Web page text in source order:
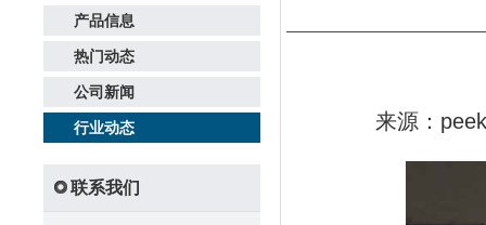
产品信息
热门动态
公司新闻
行业动态
联系我们
来源：